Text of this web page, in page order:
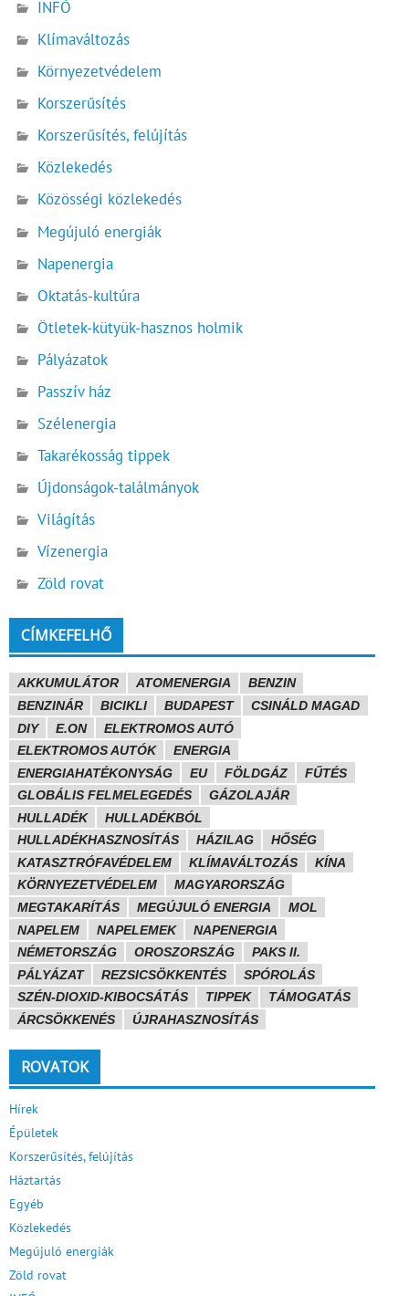
INFÓ
Klímaváltozás
Környezetvédelem
Korszerűsítés
Korszerűsítés, felújítás
Közlekedés
Közösségi közlekedés
Megújuló energiák
Napenergia
Oktatás-kultúra
Ötletek-kütyük-hasznos holmik
Pályázatok
Passzív ház
Szélenergia
Takarékosság tippek
Újdonságok-találmányok
Világítás
Vízenergia
Zöld rovat
CÍMKEFELHŐ
AKKUMULÁTOR ATOMENERGIA
BENZIN
BENZINÁR
BICIKLI BUDAPEST
CSINÁLD MAGAD
DIY
E.ON
ELEKTROMOS AUTÓ
ELEKTROMOS AUTÓK
ENERGIA
ENERGIAHATÉKONYSÁG
EU FÖLDGÁZ
FŰTÉS
GLOBÁLIS FELMELEGEDÉS
GÁZOLAJÁR
HULLADÉK
HULLADÉKBÓL
HULLADÉKHASZNOSÍTÁS
HÁZILAG
HŐSÉG
KATASZTRÓFAVÉDELEM
KLÍMAVÁLTOZÁS
KÍNA
KÖRNYEZETVÉDELEM
MAGYARORSZÁG
MEGTAKARÍTÁS
MEGÚJULÓ ENERGIA
MOL
NAPELEM
NAPELEMEK
NAPENERGIA
NÉMETORSZÁG
OROSZORSZÁG
PAKS II.
PÁLYÁZAT
REZSICSÖKKENTÉS
SPÓROLÁS
SZÉN-DIOXID-KIBOCSÁTÁS
TIPPEK
TÁMOGATÁS
ÁRCSÖKKENÉS
ÚJRAHASZNOSÍTÁS
ROVATOK
Hírek
Épületek
Korszerűsítés, felújítás
Háztartás
Egyéb
Közlekedés
Megújuló energiák
Zöld rovat